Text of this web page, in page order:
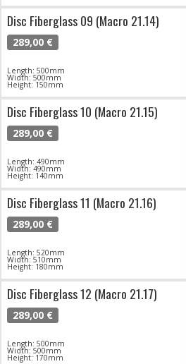
Disc Fiberglass 09 (Macro 21.14)
289,00 €
Length: 500mm
Width: 500mm
Height: 150mm
Disc Fiberglass 10 (Macro 21.15)
289,00 €
Length: 490mm
Width: 490mm
Height: 140mm
Disc Fiberglass 11 (Macro 21.16)
289,00 €
Length: 520mm
Width: 510mm
Height: 180mm
Disc Fiberglass 12 (Macro 21.17)
289,00 €
Length: 500mm
Width: 500mm
Height: 170mm